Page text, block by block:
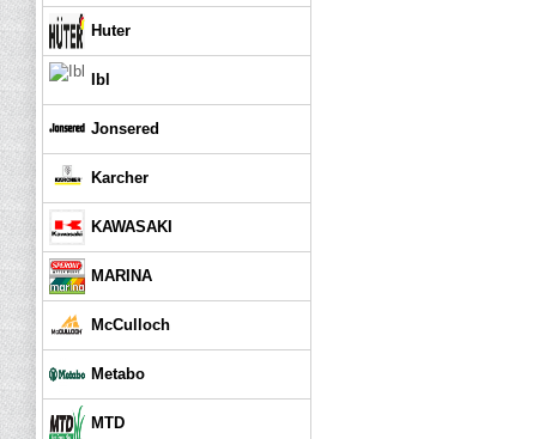
Huter
Ibl
Jonsered
Karcher
KAWASAKI
MARINA
McCulloch
Metabo
MTD